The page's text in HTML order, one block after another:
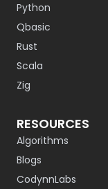
Python
Qbasic
Rust
Scala
Zig
RESOURCES
Algorithms
Blogs
CodynnLabs